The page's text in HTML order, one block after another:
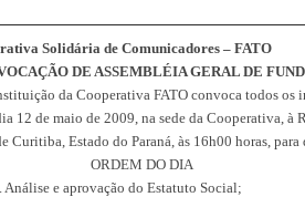
Solidária de Comunicadores – FATO
DE ASSEMBLÉIA GERAL DE
da Cooperativa FATO convoca todos os
12 de maio de 2009, na sede da Cooperativa, à
Curitiba, Estado do Paraná, às 16h00 horas, para
ORDEM DO DIA
Análise e aprovação do Estatuto Social;